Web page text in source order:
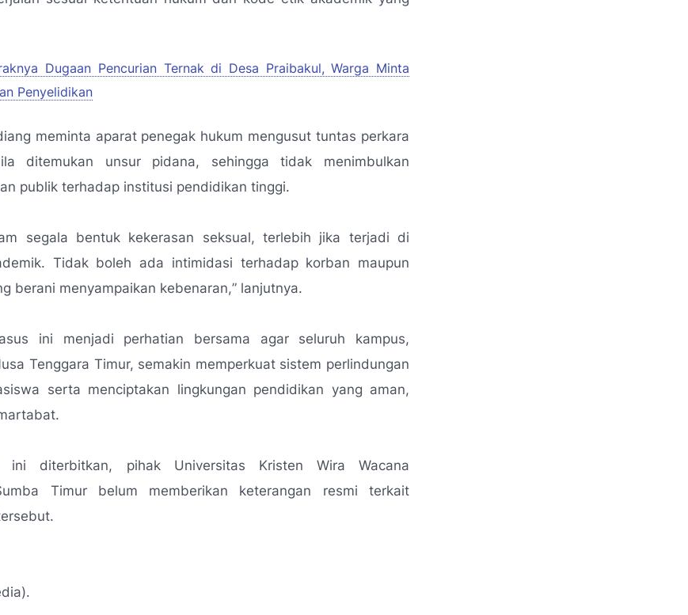
Dugaan Pencurian Ternak di Desa Praibakul, Warga Minta
Penyelidikan
meminta aparat penegak hukum mengusut tuntas perkara
ditemukan unsur pidana, sehingga tidak menimbulkan
publik terhadap institusi pendidikan tinggi.
segala bentuk kekerasan seksual, terlebih jika terjadi di
Tidak boleh ada intimidasi terhadap korban maupun
berani menyampaikan kebenaran,” lanjutnya.
ini menjadi perhatian bersama agar seluruh kampus,
Tenggara Timur, semakin memperkuat sistem perlindungan
serta menciptakan lingkungan pendidikan yang aman,
ini diterbitkan, pihak Universitas Kristen Wira Wacana
Timur belum memberikan keterangan resmi terkait